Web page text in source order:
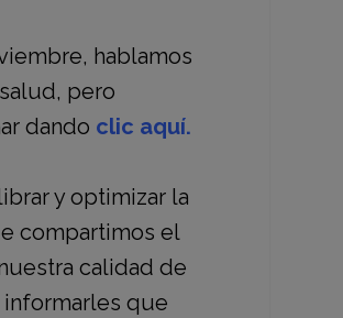
hablamos
pero
dando clic aquí.
y optimizar la
compartimos el
calidad de
informarles que